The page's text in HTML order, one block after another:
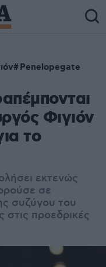
Penelopegate
Φιγιόν
το
εκτενώς
σε
συζύγου του
προεδρικές